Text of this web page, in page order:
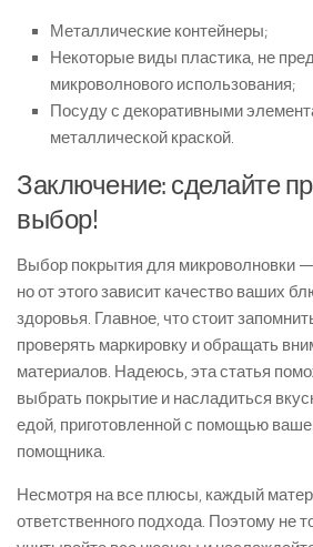
Металлические контейнеры;
Некоторые виды пластика, не
микроволнового использования;
Посуду с декоративными
металлической краской.
Заключение: сделайте
выбор!
Выбор покрытия для микроволновки —
но от этого зависит качество ваших
здоровья. Главное, что стоит
проверять маркировку и обращать
материалов. Надеюсь, эта статья
выбрать покрытие и насладиться
едой, приготовленной с помощью
помощника.
Несмотря на все плюсы, каждый
ответственного подхода. Поэтому не